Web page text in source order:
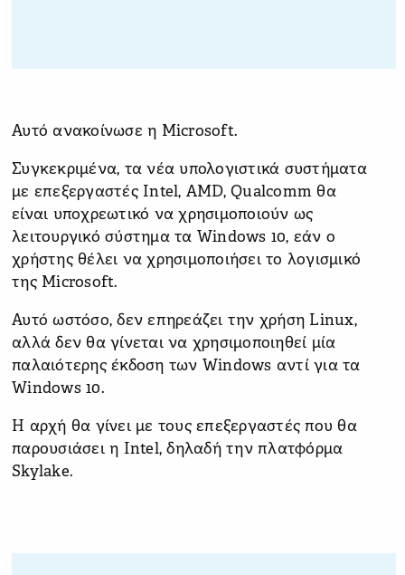
Αυτό ανακοίνωσε η Microsoft.
Συγκεκριμένα, τα νέα υπολογιστικά συστήματα
με επεξεργαστές Intel, AMD, Qualcomm θα
είναι υποχρεωτικό να χρησιμοποιούν ως
λειτουργικό σύστημα τα Windows 10, εάν ο
χρήστης θέλει να χρησιμοποιήσει το λογισμικό
της Microsoft.
Αυτό ωστόσο, δεν επηρεάζει την χρήση Linux,
αλλά δεν θα γίνεται να χρησιμοποιηθεί μία
παλαιότερης έκδοση των Windows αντί για τα
Windows 10.
Η αρχή θα γίνει με τους επεξεργαστές που θα
παρουσιάσει η Intel, δηλαδή την πλατφόρμα
Skylake.